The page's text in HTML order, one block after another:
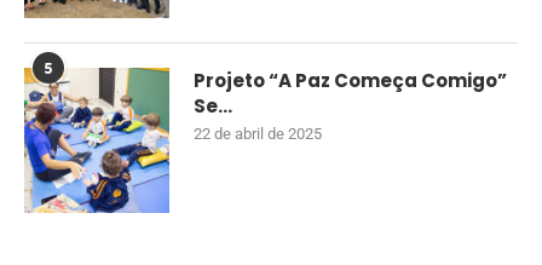
5
Projeto “A Paz Começa Comigo”
Se...
22 de abril de 2025